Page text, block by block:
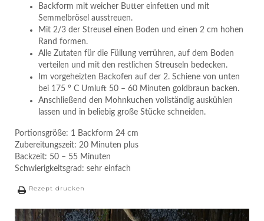
Backform mit weicher Butter einfetten und mit
Semmelbrösel ausstreuen.
Mit 2/3 der Streusel einen Boden und einen 2 cm hohen
Rand formen.
Alle Zutaten für die Füllung verrühren, auf dem Boden
verteilen und mit den restlichen Streuseln bedecken.
Im vorgeheizten Backofen auf der 2. Schiene von unten
bei 175 ° C Umluft 50 – 60 Minuten goldbraun backen.
Anschließend den Mohnkuchen vollständig auskühlen
lassen und in beliebig große Stücke schneiden.
Portionsgröße: 1 Backform 24 cm
Zubereitungszeit: 20 Minuten plus
Backzeit: 50 – 55 Minuten
Schwierigkeitsgrad: sehr einfach
Rezept drucken